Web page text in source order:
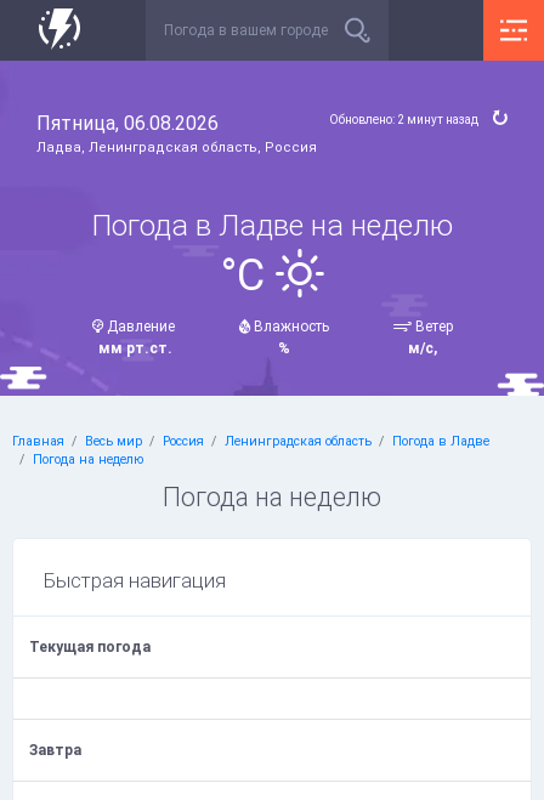
Пятница, 06.08.2026
Ладва, Ленинградская область, Россия
Обновлено: 2 минут назад
Погода в Ладве на неделю
°C
Давление
мм рт.ст.
Влажность
%
Ветер
м/с,
Главная Весь мир Россия Ленинградская область
Погода в Ладве
Погода на неделю
Погода на неделю
Быстрая навигация
Текущая погода
Завтра